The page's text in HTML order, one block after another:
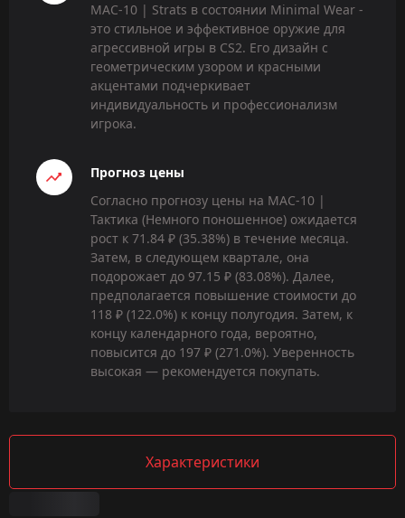
MAC-10 | Strats в состоянии Minimal Wear -
это стильное и эффективное оружие для
агрессивной игры в CS2. Его дизайн с
геометрическим узором и красными
акцентами подчеркивает
индивидуальность и профессионализм
игрока.
Прогноз цены
Согласно прогнозу цены на MAC-10 |
Тактика (Немного поношенное) ожидается
рост к 71.84 ₽ (35.38%) в течение месяца.
Затем, в следующем квартале, она
подорожает до 97.15 ₽ (83.08%). Далее,
предполагается повышение стоимости до
118 ₽ (122.0%) к концу полугодия. Затем, к
концу календарного года, вероятно,
повысится до 197 ₽ (271.0%). Уверенность
высокая — рекомендуется покупать.
Характеристики